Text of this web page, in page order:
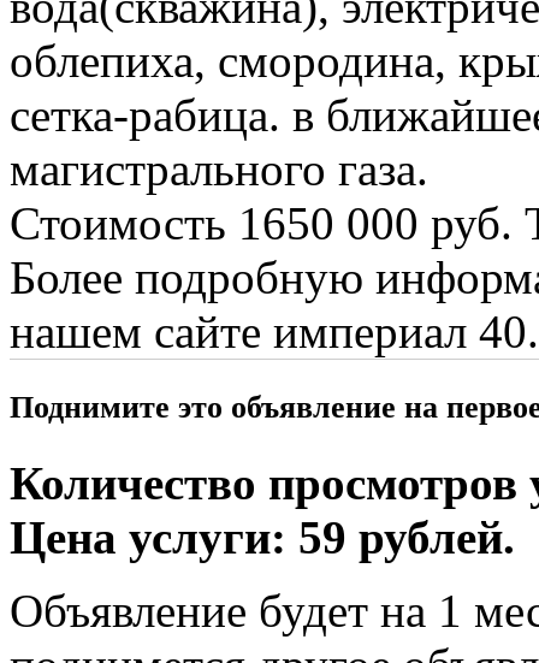
облепиха, смородина,
сетка-рабица. в
магистрального газа.
Стоимость 1650 000 руб.
Более подробную
нашем сайте империал 40.
Поднимите это объявление на
Количество просмотров
Цена услуги: 59 рублей.
Объявление будет на 1